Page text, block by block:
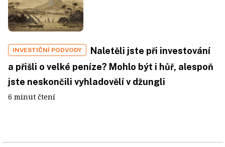
INVESTIČNÍ PODVODY
Naletěli jste při investování
a přišli o velké peníze? Mohlo být i hůř, alespoň
jste neskončili vyhladovělí v džungli
6 minut čtení